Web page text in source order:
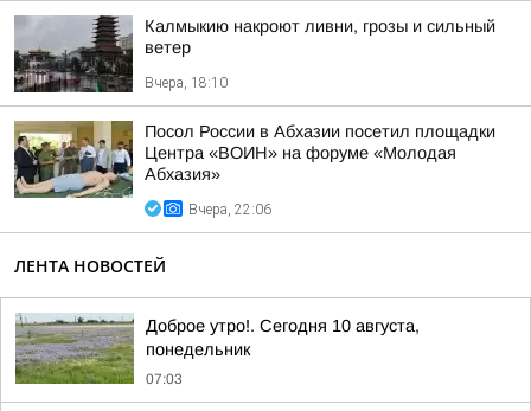
Калмыкию накроют ливни, грозы и сильный
ветер
Вчера, 18:10
Посол России в Абхазии посетил площадки
Центра «ВОИН» на форуме «Молодая
Абхазия»
Вчера, 22:06
ЛЕНТА НОВОСТЕЙ
Доброе утро!. Сегодня 10 августа,
понедельник
07:03